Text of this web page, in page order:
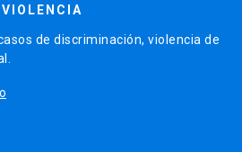
de discriminación, violencia de